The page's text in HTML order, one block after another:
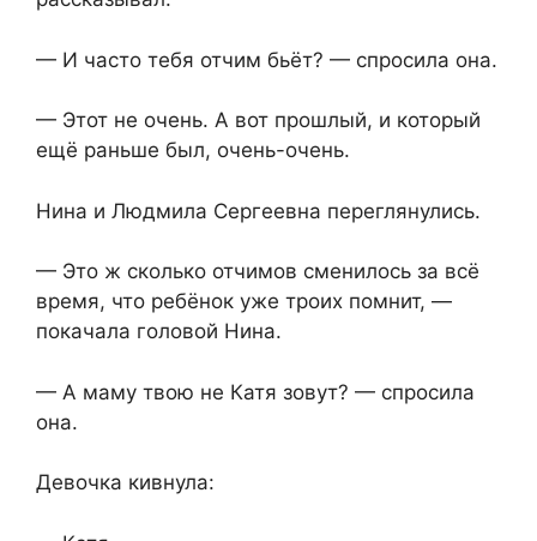
— И часто тебя отчим бьёт? — спросила она.
— Этот не очень. А вот прошлый, и который
ещё раньше был, очень-очень.
Нина и Людмила Сергеевна переглянулись.
— Это ж сколько отчимов сменилось за всё
время, что ребёнок уже троих помнит, —
покачала головой Нина.
— А маму твою не Катя зовут? — спросила
она.
Девочка кивнула: